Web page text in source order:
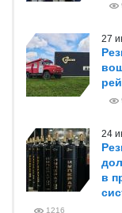
27
24
в
1216